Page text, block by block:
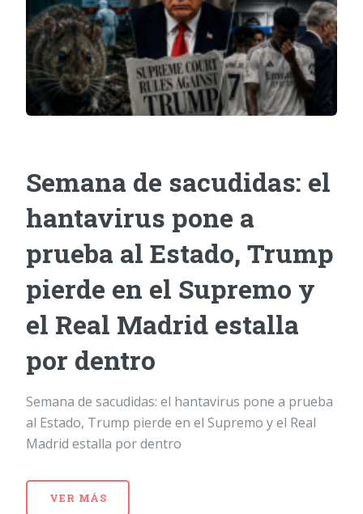
Semana de sacudidas: el
hantavirus pone a
prueba al Estado, Trump
pierde en el Supremo y
el Real Madrid estalla
por dentro
Semana de sacudidas: el hantavirus pone a prueba
al Estado, Trump pierde en el Supremo y el Real
Madrid estalla por dentro
VER MÁS